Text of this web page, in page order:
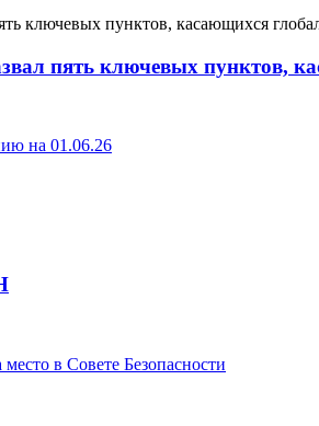
пять ключевых пунктов,
на 01.06.26
в Совете Безопасности